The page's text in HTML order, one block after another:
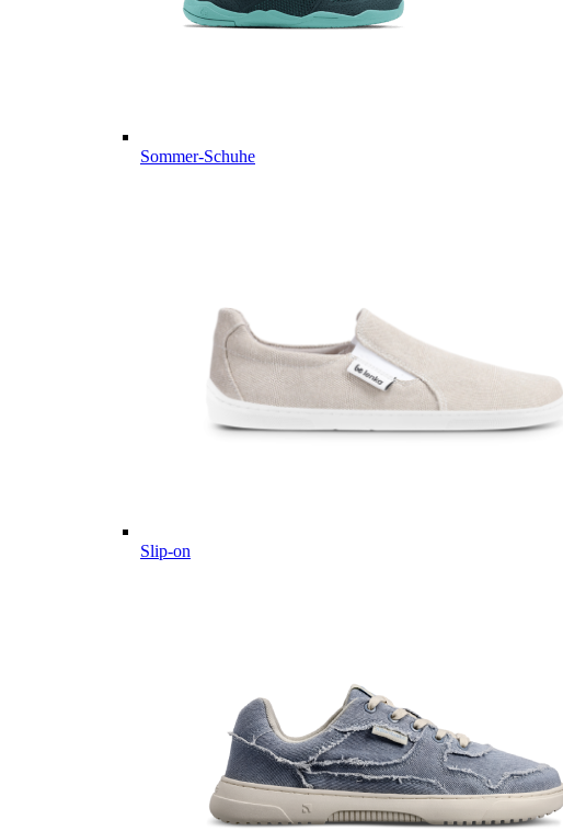
Sommer-Schuhe
Slip-on